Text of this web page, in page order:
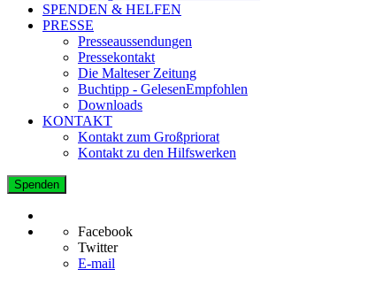
SPENDEN & HELFEN
PRESSE
Presseaussendungen
Pressekontakt
Die Malteser Zeitung
Buchtipp - GelesenEmpfohlen
Downloads
KONTAKT
Kontakt zum Großpriorat
Kontakt zu den Hilfswerken
Spenden
Facebook
Twitter
E-mail